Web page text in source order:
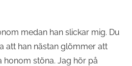
medan han slickar mig. Du
att han nästan glömmer att
honom stöna. Jag hör på